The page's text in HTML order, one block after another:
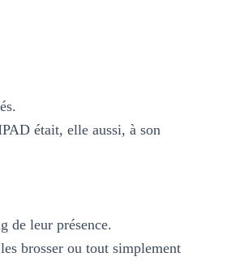
était, elle aussi, à son
de leur présence.
brosser ou tout simplement